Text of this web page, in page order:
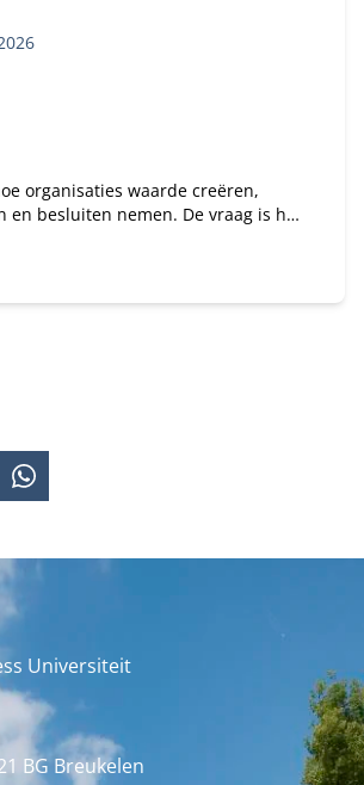
organisaties waarde creëren,
en besluiten nemen. De vraag is hoe
WHATSAPP
Universiteit
BG Breukelen